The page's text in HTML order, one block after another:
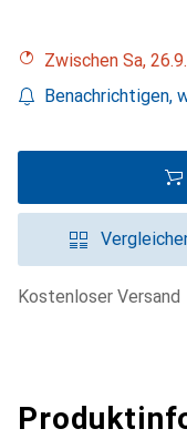
Zwischen Sa,
Benachrichtigen,
kostenloser Versand